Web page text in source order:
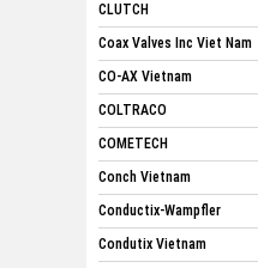
CLUTCH
Coax Valves Inc Viet Nam
CO-AX Vietnam
COLTRACO
COMETECH
Conch Vietnam
Conductix-Wampfler
Condutix Vietnam